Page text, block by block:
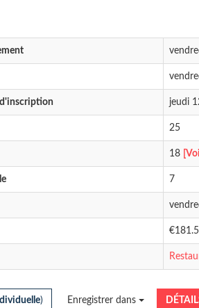
jeudi
25
18
7
) Enregistrer dans